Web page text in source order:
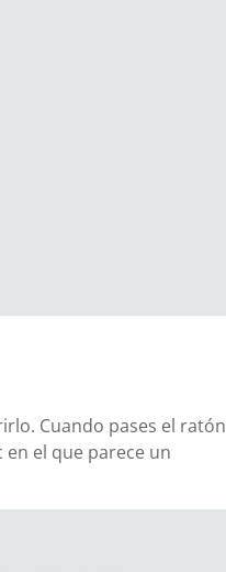
Cuando pases el ratón
el que parece un